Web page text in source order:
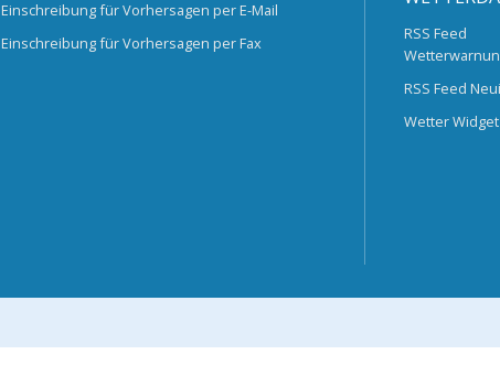
Einschreibung für Vorhersagen per E-Mail
Einschreibung für Vorhersagen per Fax
RSS Feed
RSS Feed
Wetter Widget